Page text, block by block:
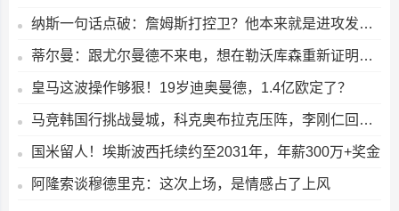
纳斯一句话点破：詹姆斯打控卫？他本来就是进攻发动机
蒂尔曼：跟尤尔曼德不来电，想在勒沃库森重新证明自己
皇马这波操作够狠！19岁迪奥曼德，1.4亿欧定了？
马竞韩国行挑战曼城，科克奥布拉克压阵，李刚仁回家乡亮相
国米留人！埃斯波西托续约至2031年，年薪300万+奖金
阿隆索谈穆德里克：这次上场，是情感占了上风